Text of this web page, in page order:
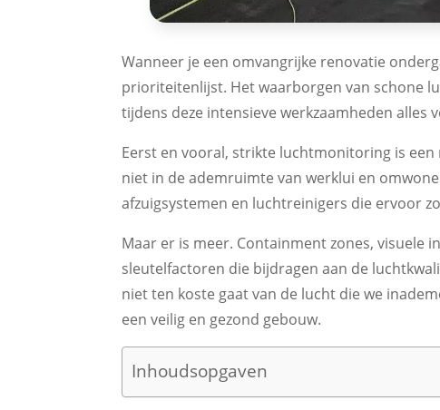
Wanneer je een omvangrijke renovatie
prioriteitenlijst. Het waarborgen van schone
tijdens deze intensieve werkzaamheden alles
Eerst en vooral, strikte luchtmonitoring is
niet in de ademruimte van werklui en
afzuigsystemen en luchtreinigers die ervoor
Maar er is meer. Containment zones, visuele
sleutelfactoren die bijdragen aan de
niet ten koste gaat van de lucht die we
een veilig en gezond gebouw.
Inhoudsopgaven